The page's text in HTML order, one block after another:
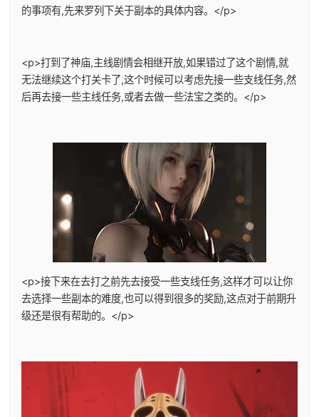
的事项有,先来罗列下关于副本的具体内容。</p>
<p>打到了神庙,主线剧情会相继开放,如果错过了这个剧情,就
无法继续这个打关卡了,这个时候可以考虑先接一些支线任务,然
后再去接一些主线任务,或者去做一些法宝之类的。</p>
<p>接下来在去打之前先去接受一些支线任务,这样才可以让你
去选择一些副本的难度,也可以得到很多的奖励,这点对于前期升
级还是很有帮助的。</p>